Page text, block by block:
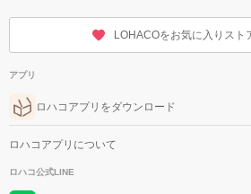
LOHACOをお気に入りスト
アプリ
ロハコアプリをダウンロード
ロハコアプリについて
ロハコ公式LINE